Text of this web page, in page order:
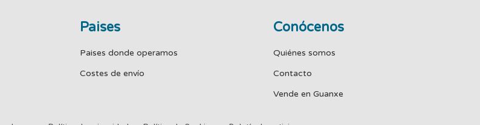
Paises
Paises donde operamos
Costes de envío
Conócenos
Quiénes somos
Contacto
Vende en Guanxe